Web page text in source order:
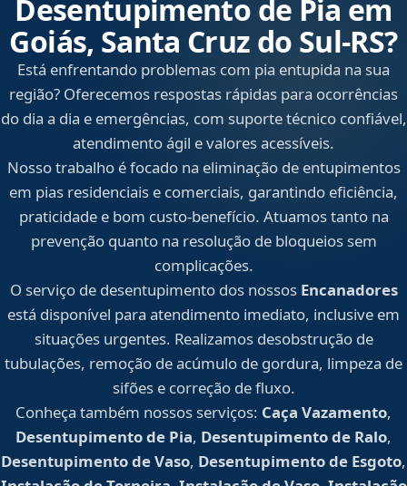
Desentupimento de Pia em
Goiás, Santa Cruz do Sul‑RS?
Está enfrentando problemas com pia entupida na sua
região? Oferecemos respostas rápidas para ocorrências
do dia a dia e emergências, com suporte técnico confiável,
atendimento ágil e valores acessíveis.
Nosso trabalho é focado na eliminação de entupimentos
em pias residenciais e comerciais, garantindo eficiência,
praticidade e bom custo-benefício. Atuamos tanto na
prevenção quanto na resolução de bloqueios sem
complicações.
O serviço de desentupimento dos nossos Encanadores
está disponível para atendimento imediato, inclusive em
situações urgentes. Realizamos desobstrução de
tubulações, remoção de acúmulo de gordura, limpeza de
sifões e correção de fluxo.
Conheça também nossos serviços: Caça Vazamento,
Desentupimento de Pia, Desentupimento de Ralo,
Desentupimento de Vaso, Desentupimento de Esgoto,